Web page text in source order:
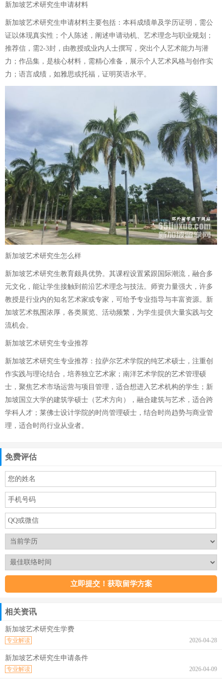
新加坡艺术研究生申请材料
新加坡艺术研究生申请材料主要包括：本科成绩单及学历证明，需公
证以体现真实性；个人陈述，阐述申请动机、艺术理念与职业规划；
推荐信，需2-3封，由教授或业内人士撰写，突出个人艺术能力与潜
力；作品集，是核心材料，需精心准备，展示个人艺术风格与创作实
力；语言成绩，如雅思或托福，证明英语水平。
新加坡艺术研究生怎么样
新加坡艺术研究生教育颇具优势。其课程设置紧跟国际潮流，融合多
元文化，能让学生接触到前沿艺术理念与技法。师资力量强大，许多
教授是行业内的知名艺术家或专家，可给予专业指导与丰富资源。新
加坡艺术氛围浓厚，各类展览、活动频繁，为学生提供大量实践与交
流机会。
新加坡艺术研究生专业推荐
新加坡艺术研究生专业推荐：拉萨尔艺术学院的纯艺术硕士，注重创
作实践与理论结合，培养独立艺术家；南洋艺术学院的艺术管理硕
士，聚焦艺术市场运营与项目管理，适合想进入艺术机构的学生；新
加坡国立大学的建筑学硕士（艺术方向），融合建筑与艺术，适合跨
学科人才；莱佛士设计学院的时尚管理硕士，结合时尚趋势与商业管
理，适合时尚行业从业者。
免费评估
相关资讯
新加坡艺术研究生学费
2026-04-28
专业解读
新加坡艺术研究生申请条件
2026-04-09
专业解读